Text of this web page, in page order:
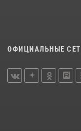
ОФИЦИАЛЬНЫЕ